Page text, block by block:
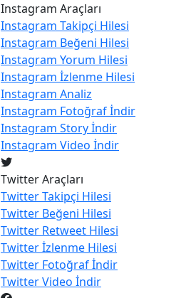
Instagram Araçları
Instagram Takipçi Hilesi
Instagram Beğeni Hilesi
Instagram Yorum Hilesi
Instagram İzlenme Hilesi
Instagram Analiz
Instagram Fotoğraf İndir
Instagram Story İndir
Instagram Video İndir
Twitter Araçları
TwitterTakipçi Hilesi
Twitter Beğeni Hilesi
Twitter Retweet Hilesi
Twitterİzlenme Hilesi
Twitter Fotoğraf İndir
TwitterVideo İndir